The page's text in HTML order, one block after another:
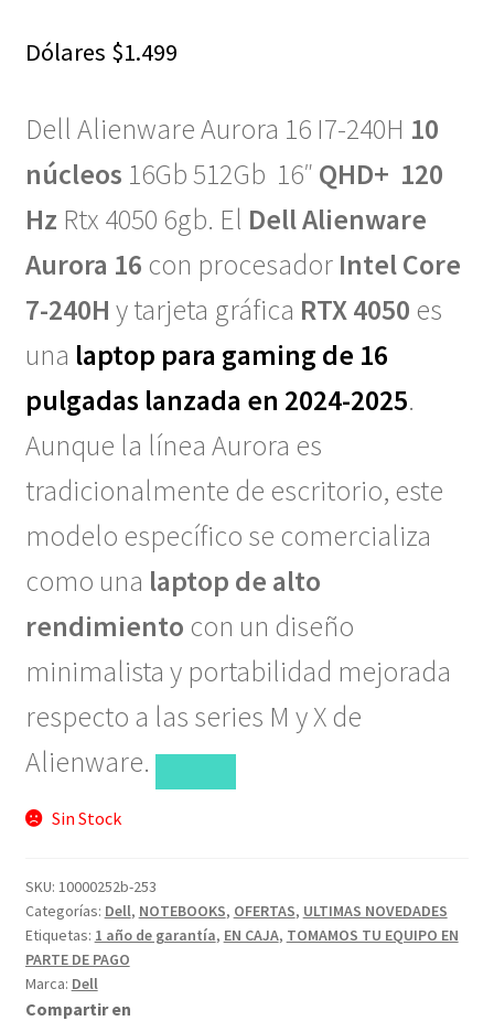
Dólares $1.499
Dell Alienware Aurora 16 I7-240H 10
núcleos 16Gb 512Gb 16″ QHD+ 120
Hz Rtx 4050 6gb. El Dell Alienware
Aurora 16 con procesador Intel Core
7-240H y tarjeta gráfica RTX 4050 es
una laptop para gaming de 16
pulgadas lanzada en 2024-2025.
Aunque la línea Aurora es
tradicionalmente de escritorio, este
modelo específico se comercializa
como una laptop de alto
rendimiento con un diseño
minimalista y portabilidad mejorada
respecto a las series M y X de
Alienware.
Sin Stock
SKU: 10000252b-253
Categorías: Dell, NOTEBOOKS, OFERTAS, ULTIMAS NOVEDADES
Etiquetas: 1 año de garantía, EN CAJA, TOMAMOS TU EQUIPO EN
PARTE DE PAGO
Marca: Dell
Compartir en